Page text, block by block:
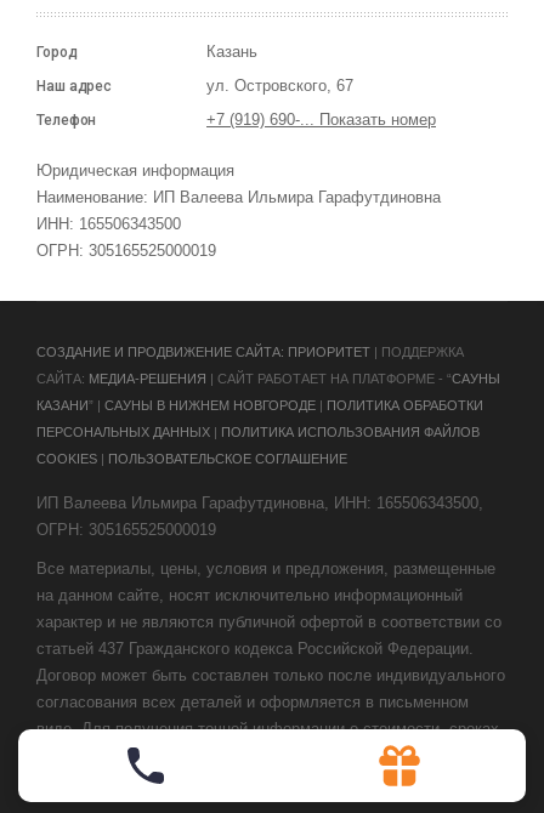
Город Казань
Наш адрес ул. Островского, 67
Телефон +7 (919) 690-... Показать номер
Юридическая информация
Наименование: ИП Валеева Ильмира Гарафутдиновна
ИНН: 165506343500
ОГРН: 305165525000019
CОЗДАНИЕ И ПРОДВИЖЕНИЕ САЙТА: ПРИОРИТЕТ | ПОДДЕРЖКА
САЙТА: МЕДИА-РЕШЕНИЯ | САЙТ РАБОТАЕТ НА ПЛАТФОРМЕ - “САУНЫ
КАЗАНИ” | САУНЫ В НИЖНЕМ НОВГОРОДЕ | ПОЛИТИКА ОБРАБОТКИ
ПЕРСОНАЛЬНЫХ ДАННЫХ | ПОЛИТИКА ИСПОЛЬЗОВАНИЯ ФАЙЛОВ
COOKIES | ПОЛЬЗОВАТЕЛЬСКОЕ СОГЛАШЕНИЕ
ИП Валеева Ильмира Гарафутдиновна, ИНН: 165506343500,
ОГРН: 305165525000019
Все материалы, цены, условия и предложения, размещенные
на данном сайте, носят исключительно информационный
характер и не являются публичной офертой в соответствии со
статьей 437 Гражданского кодекса Российской Федерации.
Договор может быть составлен только после индивидуального
согласования всех деталей и оформляется в письменном
виде. Для получения точной информации о стоимости, сроках
и условиях обращайтесь к нашим менеджерам по контактным
телефонам или через форму обратной связи.